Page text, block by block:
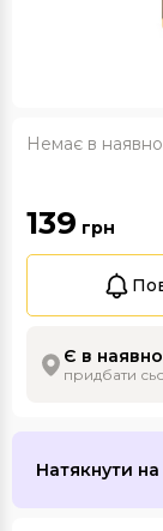
Немає в
139 грн
Є в
придбати
Натякнути